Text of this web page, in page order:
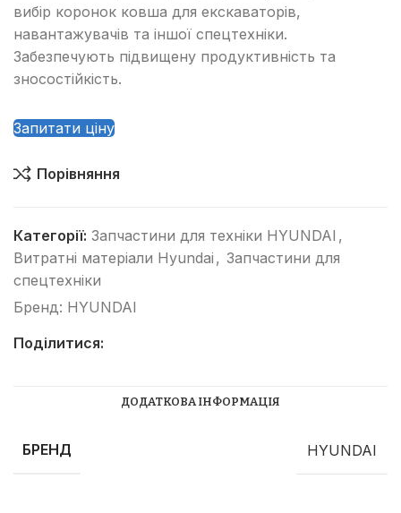
вибір коронок ковша для екскаваторів,
навантажувачів та іншої спецтехніки.
Забезпечують підвищену продуктивність та
зносостійкість.
Запитати ціну
Порівняння
Категорії: Запчастини для техніки HYUNDAI ,
Витратні матеріали Hyundai , Запчастини для
спецтехніки
Бренд: HYUNDAI
Поділитися:
ДОДАТКОВА ІНФОРМАЦІЯ
БРЕНД HYUNDAI